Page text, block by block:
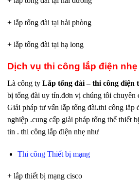
+ lắp tổng đài tại hải phòng
+ lắp tổng đài tại hạ long
Dịch vụ thi công lắp điện nhẹ
Là công ty Lắp tổng đài – thi công điện
bị tổng đài uy tín.đơn vị chúng tôi chuyên
Giải pháp tư vấn lắp tổng đài.thi công lắp
nghiệp .cung cấp giải pháp tổng thể thiết
tin . thi công lắp điện nhẹ như
Thi công Thiết bị mạng
+ lắp thiết bị mạng cisco